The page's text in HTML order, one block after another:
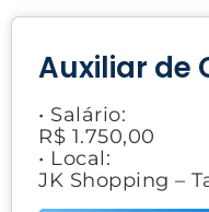
Auxiliar de
• Salário:
R$ 1.750,00
• Local:
JK Shopping –